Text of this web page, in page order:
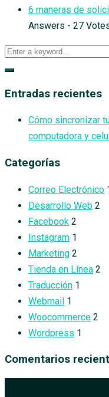
6 maneras de
Answers - 27
Entradas recientes
Cómo sincronizar
computadora y
Categorías
Correo Electrónico
Desarrollo Web 2
Facebook 2
Instagram 1
Marketing 2
Tienda en Línea 2
Traducción 1
Webmail 1
Woocommerce 2
Wordpress 1
Comentarios